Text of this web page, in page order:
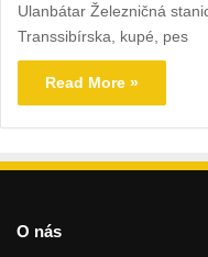
Ulanbátar Železničná
Transsibírska, kupé, pes
Read More »
O nás